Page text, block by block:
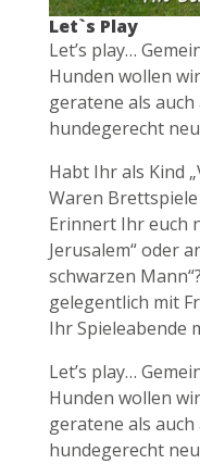
Let`s Play
Let’s play…
Hunden wollen
geratene als
hundegerecht
Habt Ihr als Kind
Waren
Erinnert Ihr euch
Jerusalem“ oder
schwarzen
gelegentlich mit
Ihr Spieleabende
Let’s play…
Hunden wollen
geratene als
hundegerecht